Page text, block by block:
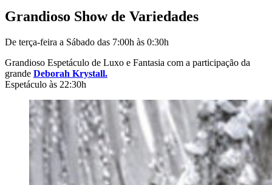
Grandioso Show de Variedades
De terça-feira a Sábado das 7:00h às 0:30h
Grandioso Espetáculo de Luxo e Fantasia com a participação da
grande Deborah Krystall.
Espetáculo às 22:30h